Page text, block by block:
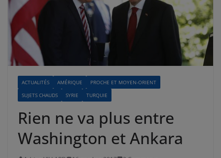
ACTUALITÉS AMÉRIQUE
PROCHE ET MOYEN-ORIENT
SUJETS CHAUDS
SYRIE TURQUIE
Rien ne va plus entre
Washington et Ankara